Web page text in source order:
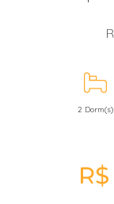
2 Dorm(s)